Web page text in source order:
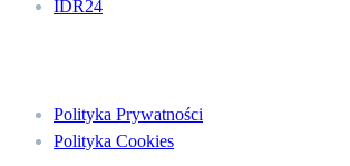
IDR24
Polityka Prywatności
Polityka Cookies